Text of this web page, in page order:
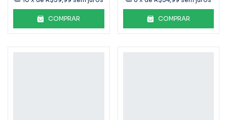
COMPRAR COMPRAR